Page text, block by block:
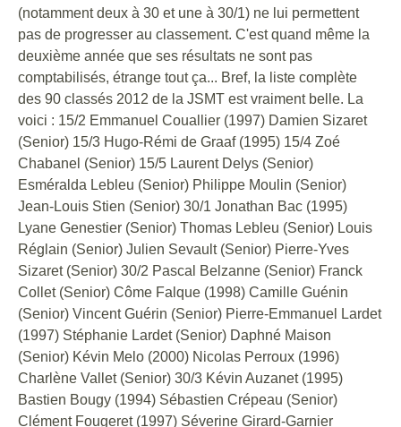
(notamment deux à 30 et une à 30/1) ne lui permettent
pas de progresser au classement. C'est quand même la
deuxième année que ses résultats ne sont pas
comptabilisés, étrange tout ça... Bref, la liste complète
des 90 classés 2012 de la JSMT est vraiment belle. La
voici : 15/2 Emmanuel Couallier (1997) Damien Sizaret
(Senior) 15/3 Hugo-Rémi de Graaf (1995) 15/4 Zoé
Chabanel (Senior) 15/5 Laurent Delys (Senior)
Esméralda Lebleu (Senior) Philippe Moulin (Senior)
Jean-Louis Stien (Senior) 30/1 Jonathan Bac (1995)
Lyane Genestier (Senior) Thomas Lebleu (Senior) Louis
Réglain (Senior) Julien Sevault (Senior) Pierre-Yves
Sizaret (Senior) 30/2 Pascal Belzanne (Senior) Franck
Collet (Senior) Côme Falque (1998) Camille Guénin
(Senior) Vincent Guérin (Senior) Pierre-Emmanuel Lardet
(1997) Stéphanie Lardet (Senior) Daphné Maison
(Senior) Kévin Melo (2000) Nicolas Perroux (1996)
Charlène Vallet (Senior) 30/3 Kévin Auzanet (1995)
Bastien Bougy (1994) Sébastien Crépeau (Senior)
Clément Fougeret (1997) Séverine Girard-Garnier